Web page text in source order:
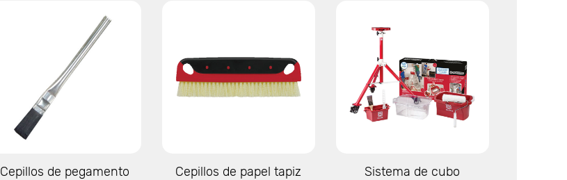
Ver más
Cepillos de pegamento Ver más
Cepillos de papel tapiz Ver más
Sistema de cubo